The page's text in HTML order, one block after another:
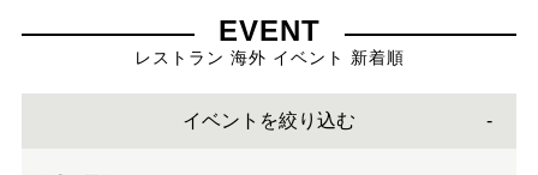
EVENT
レストラン 海外 イベント 新着順
イベントを絞り込む